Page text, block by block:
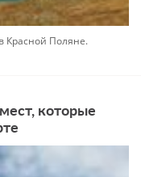
Красной Поляне.
которые